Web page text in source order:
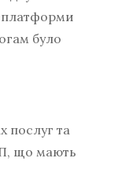
платформи
було
послуг та
що мають